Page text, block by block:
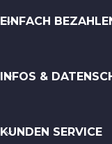
EINFACH
INFOS &
KUNDEN SERVICE